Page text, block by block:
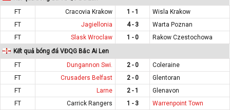
FT
Cracovia Krakow 1 - 1
Wisla Krakow
FT
Jagiellonia 4 - 3
Warta Poznan
FT
Slask Wroclaw 1 - 0
Rakow Czestochowa
Kết quả bóng đá VĐQG Bắc Ai Len
FT
Dungannon Swi. 2 - 0
Coleraine
FT
Crusaders Belfast 2 - 0
Glentoran
FT
Larne 2 - 1
Glenavon
FT
Carrick Rangers 1 - 3
Warrenpoint Town